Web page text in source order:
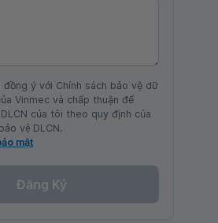
đồng ý với Chính sách bảo vệ dữ
Vinmec và chấp thuận để
của tôi theo quy định của
vệ DLCN.
mật
Đăng Ký